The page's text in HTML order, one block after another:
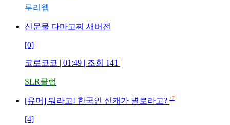
루리웹
신문물 다마고찌 새버전
[0]
코로코코 | 01:49 | 조회 141 |
SLR클럽
[유머] 뭐라고! 한국인 신캐가 별로라고? +7
[4]